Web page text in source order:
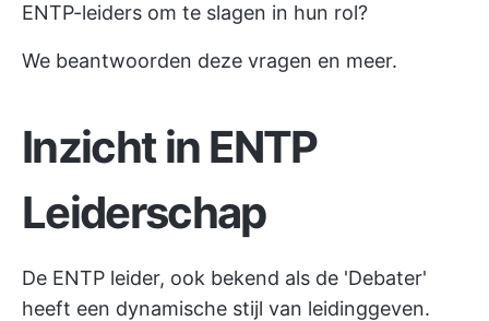
ENTP-leiders om te slagen in hun rol?
We beantwoorden deze vragen en meer.
Inzicht in ENTP
Leiderschap
De ENTP leider, ook bekend als de 'Debater'
heeft een dynamische stijl van leidinggeven.